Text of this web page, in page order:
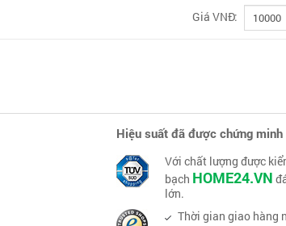
Giá VNĐ:
Hiệu suất đã được chứng minh
Với chất lượng được
bạch HOME24.VN
lớn.
Thời gian giao hàng